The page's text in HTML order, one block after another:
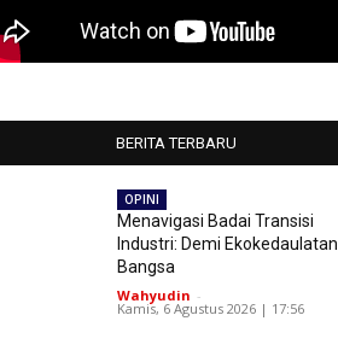
BERITA TERBARU
OPINI
Menavigasi Badai Transisi
Industri: Demi Ekokedaulatan
Bangsa
Wahyudin -
Kamis, 6 Agustus 2026 | 17:56